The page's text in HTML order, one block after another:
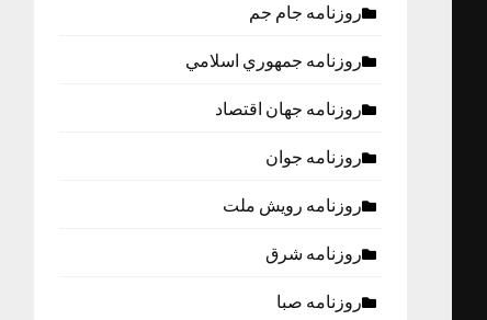
روزنامه جام جم
روزنامه جمهوري اسلامي
روزنامه جهان اقتصاد
روزنامه جوان
روزنامه رویش ملت
روزنامه شرق
روزنامه صبا